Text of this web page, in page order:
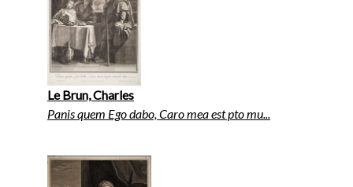
Le Brun, Charles
Panis quem Ego dabo, Caro mea est pto mu...